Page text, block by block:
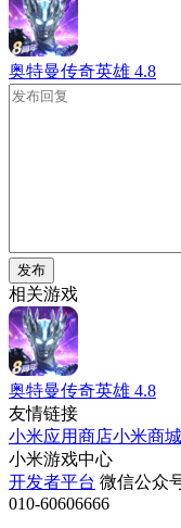
奥特曼传奇英雄 4.8
发布
相关游戏
奥特曼传奇英雄 4.8
友情链接
小米应用商店小米商城
小米游戏中心
开发者平台 微信公众
010-60606666